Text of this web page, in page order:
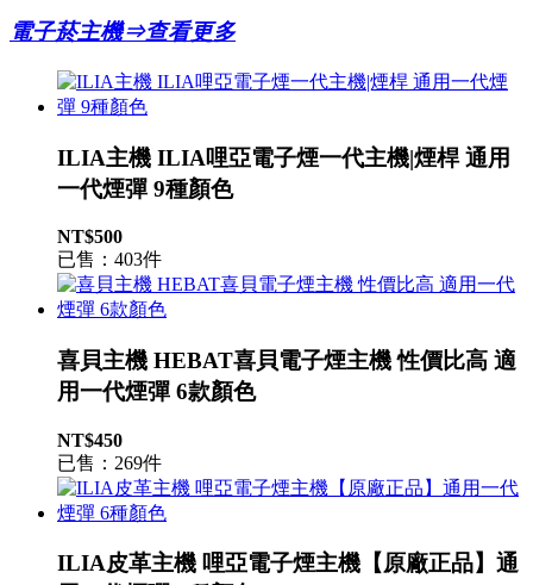
電子菸主機⇒查看更多
ILIA主機 ILIA哩亞電子煙一代主機|煙桿 通用
一代煙彈 9種顏色
NT$500
已售：403件
喜貝主機 HEBAT喜貝電子煙主機 性價比高 適
用一代煙彈 6款顏色
NT$450
已售：269件
ILIA皮革主機 哩亞電子煙主機【原廠正品】通